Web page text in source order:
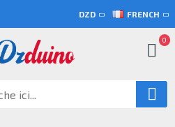
DZD FRENCH
0